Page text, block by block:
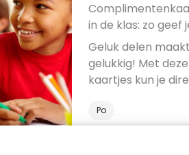
in de klas: zo geef
geluk door
Geluk delen maakt
gelukkig! Met deze
kaartjes kun je
Po